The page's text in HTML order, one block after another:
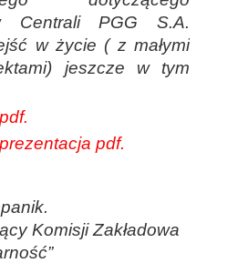
Centrali PGG S.A.
w życie ( z małymi
jeszcze w tym
pdf.
Komisji Zakładowa